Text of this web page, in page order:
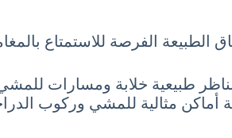
طبيعية خلابة ومسارات
أماكن مثالية للمشي وركوب